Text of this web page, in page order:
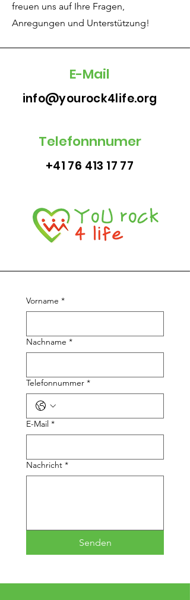
freuen uns auf Ihre Fragen,
Anregungen und Unterstützung!
E-Mail
info@yourock4life.org
Telefonnnumer
+41 76 413 17 77
Vorname *
Nachname *
Telefonnummer *
E-Mail *
Nachricht *
Senden